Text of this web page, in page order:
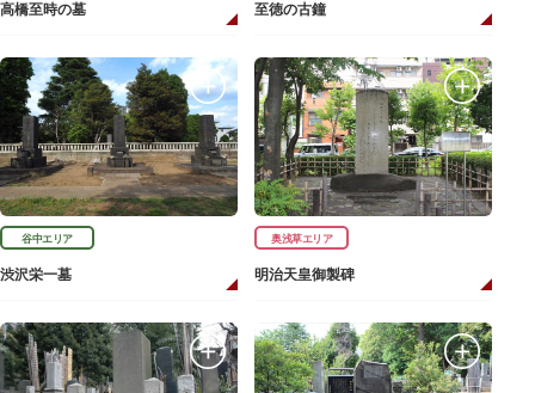
高橋至時の墓 至徳の古鐘
谷中エリア
渋沢栄一墓
奥浅草エリア
明治天皇御製碑